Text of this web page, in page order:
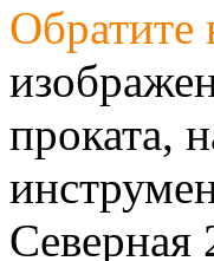
Обратите
проката,
Северная